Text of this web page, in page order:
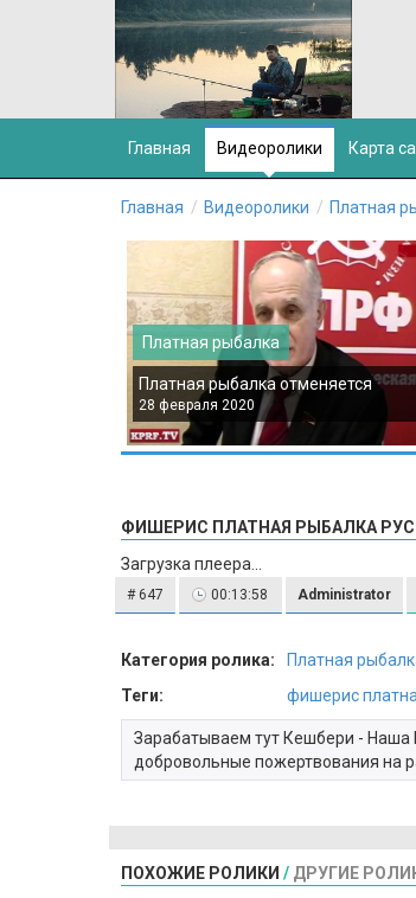
Главная Видеоролики Карта
Главная Видеоролики Платная
Платная рыбалка
Платная рыбалка отменяется
28 февраля 2020
ФИШЕРИС ПЛАТНАЯ РЫБАЛКА
Загрузка плеера...
# 647 00:13:58 Administrator
Категория ролика:
Платная
Теги:
фишерис
Зарабатываем тут Кешбери - Наша
добровольные пожертвования на
ПОХОЖИЕ РОЛИКИ / ДРУГИЕ